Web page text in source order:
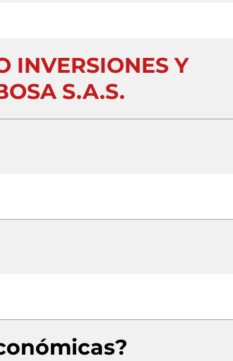
INVERSIONES Y
S.A.S.